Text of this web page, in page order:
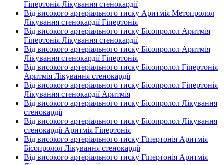
Гіпертонія Лікування стенокардії
Від високого артеріального тиску Аритмія Метопролол
Лікування стенокардії Гіпертонія
Від високого артеріального тиску Бісопролол Аритмія
Гіпертонія Лікування стенокардії
Від високого артеріального тиску Бісопролол Аритмія
Лікування стенокардії Гіпертонія
Від високого артеріального тиску Бісопролол Гіпертонія
Аритмія Лікування стенокардії
Від високого артеріального тиску Бісопролол Гіпертонія
Лікування стенокардії Аритмія
Від високого артеріального тиску Бісопролол Лікування
стенокардії
Від високого артеріального тиску Бісопролол Лікування
стенокардії Аритмія Гіпертонія
Від високого артеріального тиску Гіпертонія Аритмія
Бісопролол Лікування стенокардії
Від високого артеріального тиску Гіпертонія Аритмія